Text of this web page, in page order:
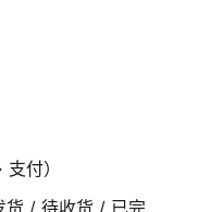
付）
货 / 待收货 / 已完